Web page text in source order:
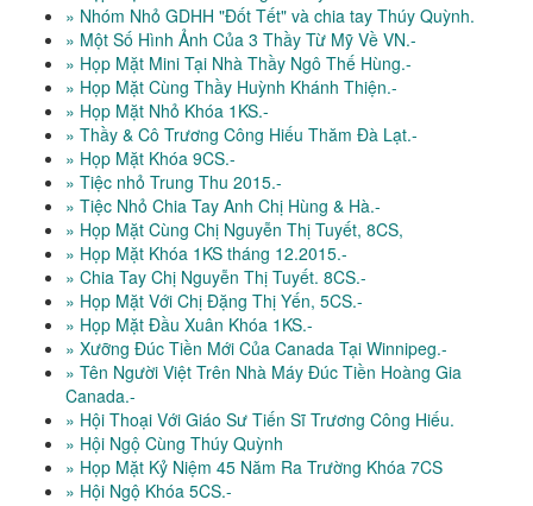
» Nhóm Nhỏ GDHH "Đốt Tết" và chia tay Thúy Quỳnh.
» Một Số Hình Ảnh Của 3 Thầy Từ Mỹ Về VN.-
» Họp Mặt Mini Tại Nhà Thầy Ngô Thế Hùng.-
» Họp Mặt Cùng Thầy Huỳnh Khánh Thiện.-
» Họp Mặt Nhỏ Khóa 1KS.-
» Thầy & Cô Trương Công Hiếu Thăm Đà Lạt.-
» Họp Mặt Khóa 9CS.-
» Tiệc nhỏ Trung Thu 2015.-
» Tiệc Nhỏ Chia Tay Anh Chị Hùng & Hà.-
» Họp Mặt Cùng Chị Nguyễn Thị Tuyết, 8CS,
» Họp Mặt Khóa 1KS tháng 12.2015.-
» Chia Tay Chị Nguyễn Thị Tuyết. 8CS.-
» Họp Mặt Với Chị Đặng Thị Yến, 5CS.-
» Họp Mặt Đầu Xuân Khóa 1KS.-
» Xưỡng Đúc Tiền Mới Của Canada Tại Winnipeg.-
» Tên Người Việt Trên Nhà Máy Đúc Tiền Hoàng Gia
Canada.-
» Hội Thoại Với Giáo Sư Tiến Sĩ Trương Công Hiếu.
» Hội Ngộ Cùng Thúy Quỳnh
» Họp Mặt Kỷ Niệm 45 Năm Ra Trường Khóa 7CS
» Hội Ngộ Khóa 5CS.-